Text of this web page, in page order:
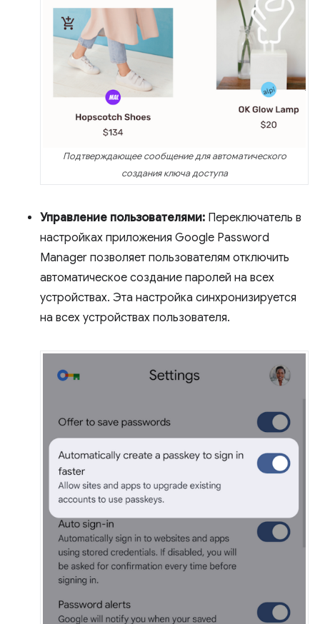
Подтверждающее сообщение для автоматического
создания ключа доступа
Управление пользователями: Переключатель в
настройках приложения Google Password
Manager позволяет пользователям отключить
автоматическое создание паролей на всех
устройствах. Эта настройка синхронизируется
на всех устройствах пользователя.